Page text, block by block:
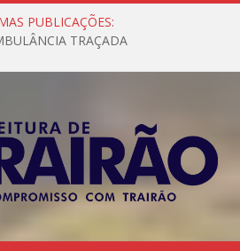
PUBLICAÇÕES:
TRAÇADA